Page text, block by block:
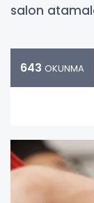
salon
643 OKUNMA